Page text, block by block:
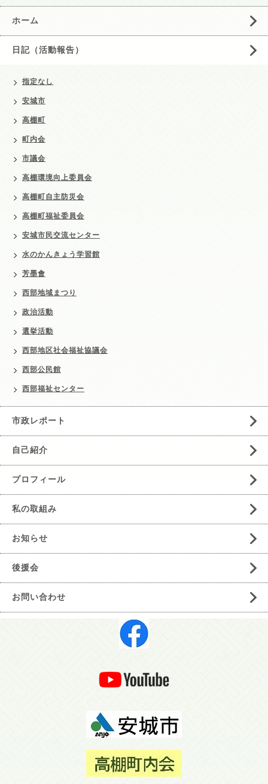
ホーム
日記（活動報告）
指定なし
安城市
高棚町
町内会
市議会
高棚環境向上委員会
高棚町自主防災会
高棚町福祉委員会
安城市民交流センター
水のかんきょう学習館
芳墨會
西部地域まつり
政治活動
選挙活動
西部地区社会福祉協議会
西部公民館
西部福祉センター
市政レポート
自己紹介
プロフィール
私の取組み
お知らせ
後援会
お問い合わせ